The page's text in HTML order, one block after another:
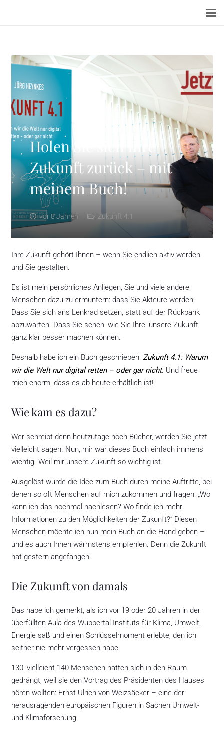
Holen Sie sich Ihre
Zukunft zurück – mit
meinem Buch!
vor 8 Jahren Zukunft 4.1
Ihre Zukunft gehört Ihnen – wenn Sie endlich aktiv werden
und Sie gestalten.
Es ist mein persönliches Anliegen, Sie und viele andere
Menschen dazu zu ermuntern: dass Sie Akteure werden.
Dass Sie sich ans Lenkrad setzen, statt auf der Rückbank
abzuwarten. Dass Sie sehen, wie Sie Ihre, unsere Zukunft
ganz klar besser machen können.
Deshalb habe ich ein Buch geschrieben: Zukunft 4.1: Warum
wir die Welt nur digital retten – oder gar nicht. Und freue
mich enorm, dass es ab heute erhältlich ist!
Wie kam es dazu?
Wer schreibt denn heutzutage noch Bücher, werden Sie jetzt
vielleicht sagen. Nun, mir war dieses Buch einfach immens
wichtig. Weil mir unsere Zukunft so wichtig ist.
Ausgelöst wurde die Idee zum Buch durch meine Auftritte, bei
denen so oft Menschen auf mich zukommen und fragen: „Wo
kann ich das nochmal nachlesen? Wo finde ich mehr
Informationen zu den Möglichkeiten der Zukunft?“ Diesen
Menschen möchte ich nun mein Buch an die Hand geben –
und es auch Ihnen wärmstens empfehlen. Denn die Zukunft
hat gestern angefangen.
Die Zukunft von damals
Das habe ich gemerkt, als ich vor 19 oder 20 Jahren in der
überfüllten Aula des Wuppertal-Instituts für Klima, Umwelt,
Energie saß und einen Schlüsselmoment erlebte, den ich
seither nie mehr vergessen habe.
130, vielleicht 140 Menschen hatten sich in den Raum
gedrängt, weil sie den Vortrag des Präsidenten des Hauses
hören wollten: Ernst Ulrich von Weizsäcker – eine der
herausragenden europäischen Figuren in Sachen Umwelt-
und Klimaforschung.